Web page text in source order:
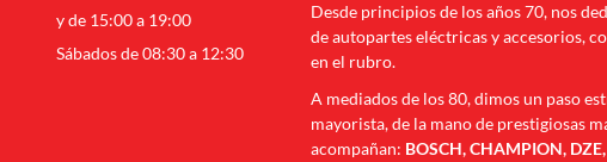
y de 15:00 a 19:00
Sábados de 08:30 a 12:30
Desde principios de los años 70, nos
de autopartes eléctricas y accesorios,
en el rubro.
A mediados de los 80, dimos un paso
mayorista, de la mano de prestigiosas
acompañan: BOSCH, CHAMPION,